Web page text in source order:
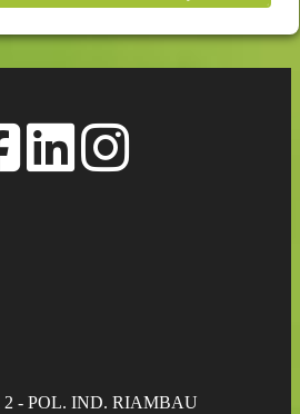
a la cesta
2 - POL. IND. RIAMBAU